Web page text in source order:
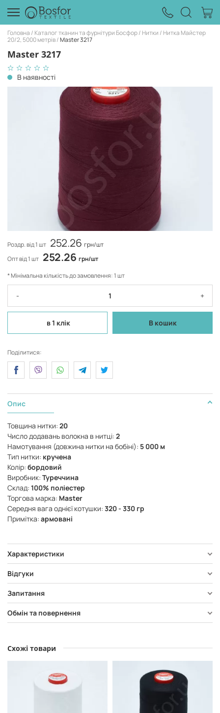
Головна Каталог тканин та фурнітури Босфор Нитки
Нитка Майстер
20/2, 5000 метрів Master 3217
Master 3217
В наявності
Роздр. від 1 шт 252.26 грн/шт
Опт від 1 шт 252.26 грн/шт
* Мінімальна кількість до замовлення: 1 шт
- +
в 1 клік В кошик
Поділитися:
Опис
Товщина нитки: 20
Число додавань волокна в нитці: 2
Намотування (довжина нитки на бобіні): 5 000 м
Тип нитки: кручена
Колір: бордовий
Виробник: Туреччина
Склад: 100% поліестер
Торгова марка: Master
Середня вага однієї котушки: 320 - 330 гр
Примітка: армовані
Характеристики
Відгуки
Запитання
Обмін та повернення
Схожі товари